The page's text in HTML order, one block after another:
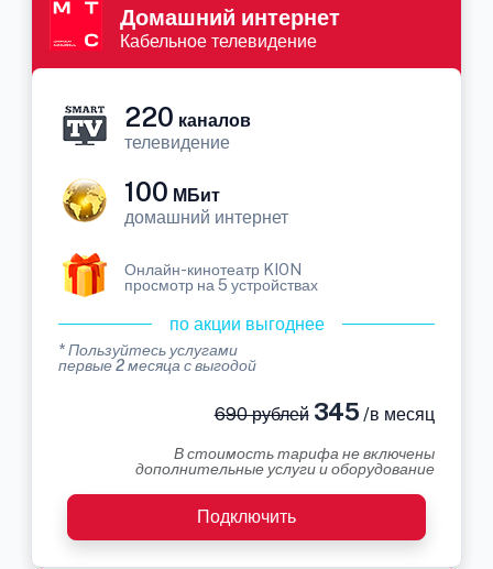
Домашний интернет
Кабельное телевидение
220 каналов
телевидение
100 МБит
домашний интернет
Онлайн-кинотеатр KION
просмотр на 5 устройствах
по акции выгоднее
* Пользуйтесь услугами
первые 2 месяца с выгодой
690 рублей345 /в месяц
В стоимость тарифа не включены
дополнительные услуги и оборудование
Подключить